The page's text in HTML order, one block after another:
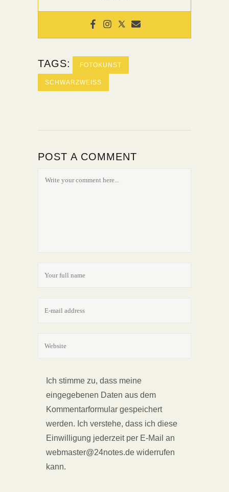
TAGS: FOTOKUNST
SCHWARZWEISS
POST A COMMENT
Ich stimme zu, dass meine
eingegebenen Daten aus dem
Kommentarformular gespeichert
werden. Ich verstehe, dass ich diese
Einwilligung jederzeit per E-Mail an
webmaster@24notes.de widerrufen
kann.